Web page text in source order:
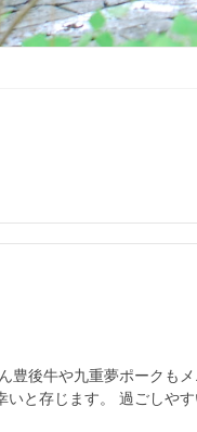
豊後牛や九重夢ポークも
いと存じます。 過ごしや